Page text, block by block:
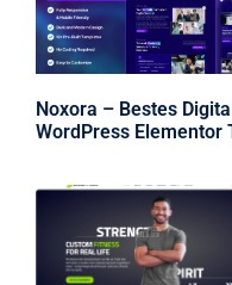
Noxora – Bestes
WordPress Elementor